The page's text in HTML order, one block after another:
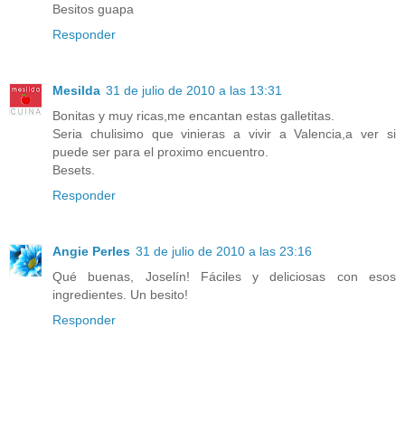
Besitos guapa
Responder
Mesilda 31 de julio de 2010 a las 13:31
Bonitas y muy ricas,me encantan estas galletitas.
Seria chulisimo que vinieras a vivir a Valencia,a ver si
puede ser para el proximo encuentro.
Besets.
Responder
Angie Perles 31 de julio de 2010 a las 23:16
Qué buenas, Joselín! Fáciles y deliciosas con esos
ingredientes. Un besito!
Responder